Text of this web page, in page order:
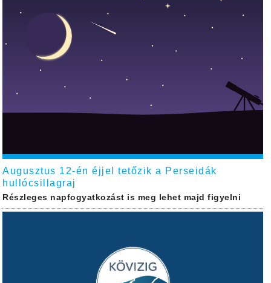
Augusztus 12-én éjjel tetőzik a Perseidák
hullócsillagraj
Részleges napfogyatkozást is meg lehet majd figyelni